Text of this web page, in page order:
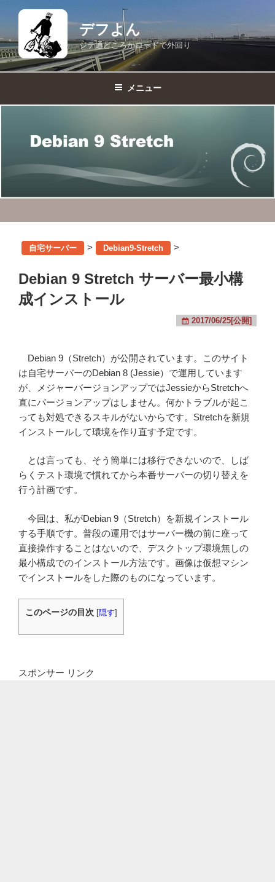
テ
ン
ツ
キ
デフよん
ジテ通どころかロードで外回り
メニュー
自宅サーバー > Debian9-Stretch >
Debian 9 Stretch サーバー最小構
成インストール
2017/06/25[公開]
Debian 9（Stretch）が公開されています。このサイト
は自宅サーバーのDebian 8 (Jessie）で運用しています
が、メジャーバージョンアップではJessieからStretchへ
直にバージョンアップはしません。何かトラブルが起こ
っても対処できるスキルがないからです。Stretchを新規
インストールして環境を作り直す予定です。
とは言っても、そう簡単には移行できないので、しば
らくテスト環境で慣れてから本番サーバーの切り替えを
行う計画です。
今回は、私がDebian 9（Stretch）を新規インストール
する手順です。普段の運用ではサーバー機の前に座って
直接操作することはないので、デスクトップ環境無しの
最小構成でのインストール方法です。画像は仮想マシン
でインストールをした際のものになっています。
このページの目次 [隠す]
スポンサー リンク